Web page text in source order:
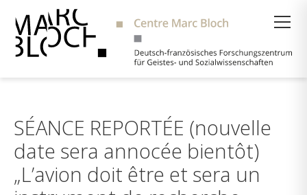
SÉANCE REPORTÉE (nouvelle
date sera annocée bientôt)
„L’avion doit être et sera un